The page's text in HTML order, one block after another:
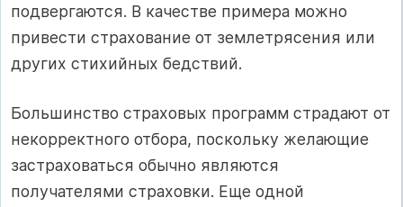
подвергаются. В качестве примера можно
привести страхование от землетрясения или
других стихийных бедствий.
Большинство страховых программ страдают от
некорректного отбора, поскольку желающие
застраховаться обычно являются
получателями страховки. Еще одной